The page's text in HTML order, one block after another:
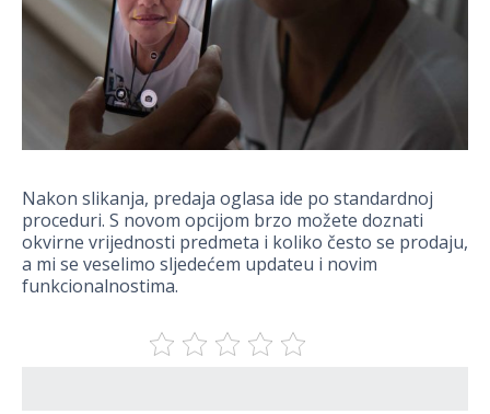
Nakon slikanja, predaja oglasa ide po standardnoj
proceduri. S novom opcijom brzo možete doznati
okvirne vrijednosti predmeta i koliko često se prodaju,
a mi se veselimo sljedećem updateu i novim
funkcionalnostima.